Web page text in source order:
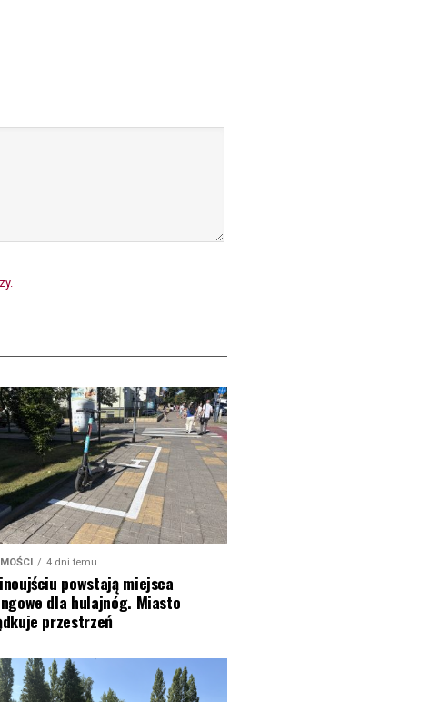
4 dni temu
powstają miejsca
dla hulajnóg. Miasto
przestrzeń